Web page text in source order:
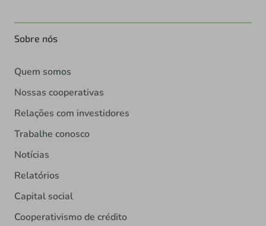
Sobre nós
Quem somos
Nossas cooperativas
Relações com investidores
Trabalhe conosco
Notícias
Relatórios
Capital social
Cooperativismo de crédito